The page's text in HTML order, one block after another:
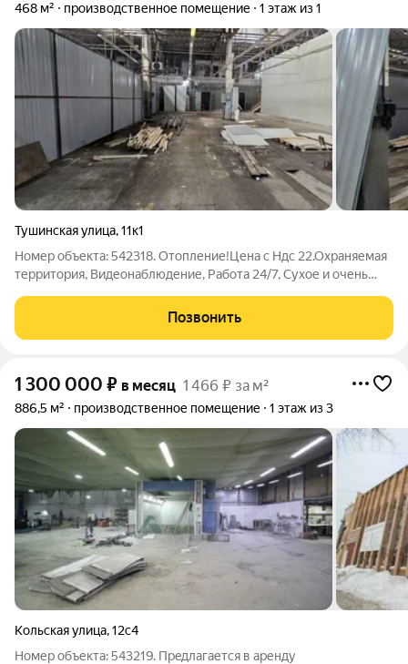
468 м² производственное помещение 1 этаж из 1
Тушинская улица,11к1
Номер объекта: 542318. Отопление!Цена с Ндс 22.Охраняемая
территория, Видеонаблюдение, Работа 24/7, Сухое и очень
работы:Свет по запросу 20кВт, 380В.Парковка на территории,
Зона
Позвонить
1 300 000 ₽ в месяц 1 466 ₽ за м²
886,5 м² производственное помещение 1 этаж из 3
Кольская улица,12с4
Номер объекта: 543219. Прeдлагaется в apенду